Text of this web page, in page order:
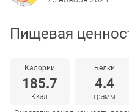
Пищевая
Калории
185.7
Ккал
Белки
4.4
грамм